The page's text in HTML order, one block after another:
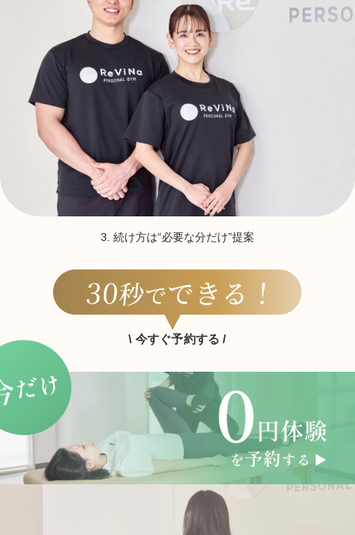
3. 続け方は“必要な分だけ”提案
\ 今すぐ予約する /
だけ